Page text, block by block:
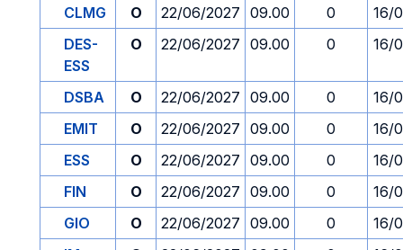
CLMG
O 22/06/2027 09.00 0
16/
DES-
ESS
O 22/06/2027 09.00 0 16/
DSBA O 22/06/2027 09.00 0
16/
EMIT
O 22/06/2027 09.00 0
16/
ESS
O 22/06/2027 09.00 0
16/
FIN
O 22/06/2027 09.00 0
16/
GIO
O 22/06/2027 09.00 0
16/